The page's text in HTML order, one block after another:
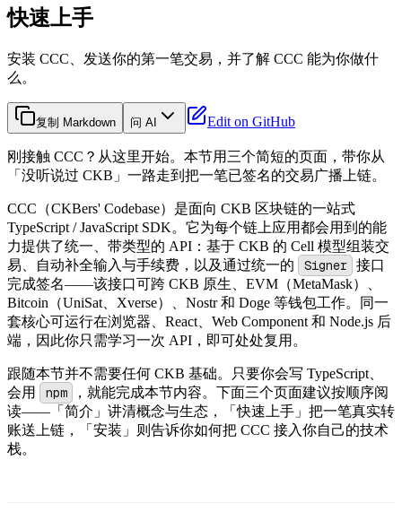
快速上手
安装 CCC、发送你的第一笔交易，并了解 CCC 能为你做什
么。
复制 Markdown 问 AI Edit on GitHub
刚接触 CCC？从这里开始。本节用三个简短的页面，带你从
「没听说过 CKB」一路走到把一笔已签名的交易广播上链。
CCC（CKBers' Codebase）是面向 CKB 区块链的一站式
TypeScript / JavaScript SDK。它为每个链上应用都会用到的能
力提供了统一、带类型的 API：基于 CKB 的 Cell 模型组装交
易、自动补全输入与手续费，以及通过统一的
Signer
接口
完成签名——该接口可跨 CKB 原生、EVM（MetaMask）、
Bitcoin（UniSat、Xverse）、Nostr 和 Doge 等钱包工作。同一
套核心可运行在浏览器、React、Web Component 和 Node.js 后
端，因此你只需学习一次 API，即可处处复用。
跟随本节并不需要任何 CKB 基础。只要你会写 TypeScript、
会用
npm
，就能完成本节内容。下面三个页面建议按顺序阅
读——「简介」讲清概念与生态，「快速上手」把一笔真实转
账送上链，「安装」则告诉你如何把 CCC 接入你自己的技术
栈。